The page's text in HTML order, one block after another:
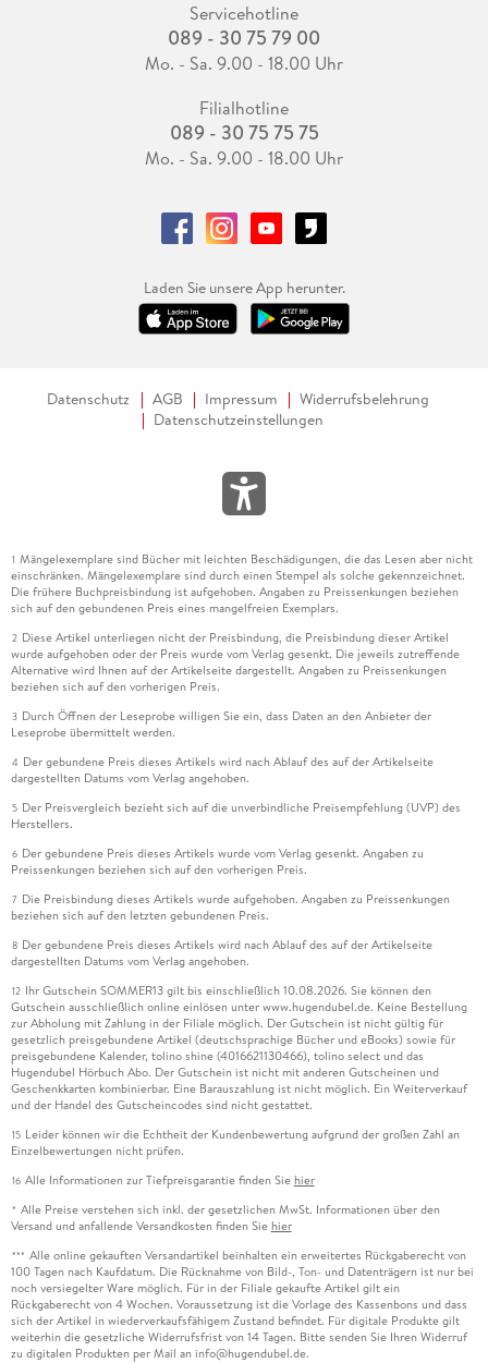
Servicehotline
089 - 30 75 79 00
Mo. - Sa. 9.00 - 18.00 Uhr
Filialhotline
089 - 30 75 75 75
Mo. - Sa. 9.00 - 18.00 Uhr
Laden Sie unsere App herunter.
Datenschutz AGB Impressum
Widerrufsbelehrung
Datenschutzeinstellungen
1 Mängelexemplare sind Bücher mit leichten Beschädigungen, die das Lesen aber nicht
einschränken. Mängelexemplare sind durch einen Stempel als solche gekennzeichnet.
Die frühere Buchpreisbindung ist aufgehoben. Angaben zu Preissenkungen beziehen
sich auf den gebundenen Preis eines mangelfreien Exemplars.
2 Diese Artikel unterliegen nicht der Preisbindung, die Preisbindung dieser Artikel
wurde aufgehoben oder der Preis wurde vom Verlag gesenkt. Die jeweils zutreffende
Alternative wird Ihnen auf der Artikelseite dargestellt. Angaben zu Preissenkungen
beziehen sich auf den vorherigen Preis.
3 Durch Öffnen der Leseprobe willigen Sie ein, dass Daten an den Anbieter der
Leseprobe übermittelt werden.
4 Der gebundene Preis dieses Artikels wird nach Ablauf des auf der Artikelseite
dargestellten Datums vom Verlag angehoben.
5 Der Preisvergleich bezieht sich auf die unverbindliche Preisempfehlung (UVP) des
Herstellers.
6 Der gebundene Preis dieses Artikels wurde vom Verlag gesenkt. Angaben zu
Preissenkungen beziehen sich auf den vorherigen Preis.
7 Die Preisbindung dieses Artikels wurde aufgehoben. Angaben zu Preissenkungen
beziehen sich auf den letzten gebundenen Preis.
8 Der gebundene Preis dieses Artikels wird nach Ablauf des auf der Artikelseite
dargestellten Datums vom Verlag angehoben.
12 Ihr Gutschein SOMMER13 gilt bis einschließlich 10.08.2026. Sie können den
Gutschein ausschließlich online einlösen unter www.hugendubel.de. Keine Bestellung
zur Abholung mit Zahlung in der Filiale möglich. Der Gutschein ist nicht gültig für
gesetzlich preisgebundene Artikel (deutschsprachige Bücher und eBooks) sowie für
preisgebundene Kalender, tolino shine (4016621130466), tolino select und das
Hugendubel Hörbuch Abo. Der Gutschein ist nicht mit anderen Gutscheinen und
Geschenkkarten kombinierbar. Eine Barauszahlung ist nicht möglich. Ein Weiterverkauf
und der Handel des Gutscheincodes sind nicht gestattet.
15 Leider können wir die Echtheit der Kundenbewertung aufgrund der großen Zahl an
Einzelbewertungen nicht prüfen.
16 Alle Informationen zur Tiefpreisgarantie finden Sie hier
* Alle Preise verstehen sich inkl. der gesetzlichen MwSt. Informationen über den
Versand und anfallende Versandkosten finden Sie hier
*** Alle online gekauften Versandartikel beinhalten ein erweitertes Rückgaberecht von
100 Tagen nach Kaufdatum. Die Rücknahme von Bild-, Ton- und Datenträgern ist nur bei
noch versiegelter Ware möglich. Für in der Filiale gekaufte Artikel gilt ein
Rückgaberecht von 4 Wochen. Voraussetzung ist die Vorlage des Kassenbons und dass
sich der Artikel in wiederverkaufsfähigem Zustand befindet. Für digitale Produkte gilt
weiterhin die gesetzliche Widerrufsfrist von 14 Tagen. Bitte senden Sie Ihren Widerruf
zu digitalen Produkten per Mail an info@hugendubel.de.